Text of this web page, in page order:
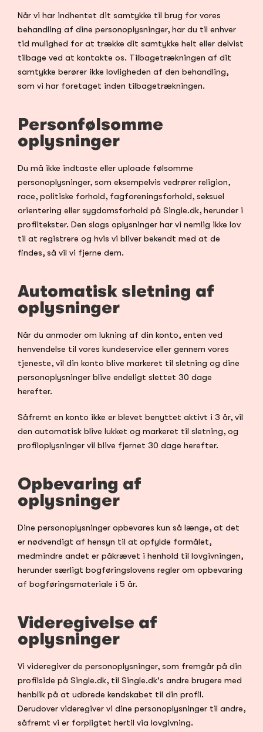
Når vi har indhentet dit samtykke til brug for vores
behandling af dine personoplysninger, har du til enhver
tid mulighed for at trække dit samtykke helt eller delvist
tilbage ved at kontakte os. Tilbagetrækningen af dit
samtykke berører ikke lovligheden af den behandling,
som vi har foretaget inden tilbagetrækningen.
Personfølsomme
oplysninger
Du må ikke indtaste eller uploade følsomme
personoplysninger, som eksempelvis vedrører religion,
race, politiske forhold, fagforeningsforhold, seksuel
orientering eller sygdomsforhold på Single.dk, herunder i
profiltekster. Den slags oplysninger har vi nemlig ikke lov
til at registrere og hvis vi bliver bekendt med at de
findes, så vil vi fjerne dem.
Automatisk sletning af
oplysninger
Når du anmoder om lukning af din konto, enten ved
henvendelse til vores kundeservice eller gennem vores
tjeneste, vil din konto blive markeret til sletning og dine
personoplysninger blive endeligt slettet 30 dage
herefter.
Såfremt en konto ikke er blevet benyttet aktivt i 3 år, vil
den automatisk blive lukket og markeret til sletning, og
profiloplysninger vil blive fjernet 30 dage herefter.
Opbevaring af
oplysninger
Dine personoplysninger opbevares kun så længe, at det
er nødvendigt af hensyn til at opfylde formålet,
medmindre andet er påkrævet i henhold til lovgivningen,
herunder særligt bogføringslovens regler om opbevaring
af bogføringsmateriale i 5 år.
Videregivelse af
oplysninger
Vi videregiver de personoplysninger, som fremgår på din
profilside på Single.dk, til Single.dk's andre brugere med
henblik på at udbrede kendskabet til din profil.
Derudover videregiver vi dine personoplysninger til andre,
såfremt vi er forpligtet hertil via lovgivning.